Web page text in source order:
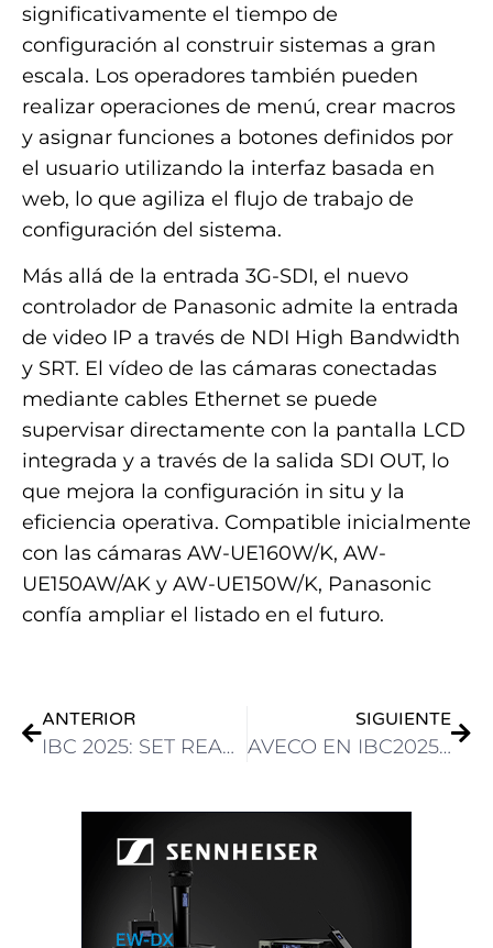
significativamente el tiempo de
configuración al construir sistemas a gran
escala. Los operadores también pueden
realizar operaciones de menú, crear macros
y asignar funciones a botones definidos por
el usuario utilizando la interfaz basada en
web, lo que agiliza el flujo de trabajo de
configuración del sistema.
Más allá de la entrada 3G-SDI, el nuevo
controlador de Panasonic admite la entrada
de video IP a través de NDI High Bandwidth
y SRT. El vídeo de las cámaras conectadas
mediante cables Ethernet se puede
supervisar directamente con la pantalla LCD
integrada y a través de la salida SDI OUT, lo
que mejora la configuración in situ y la
eficiencia operativa. Compatible inicialmente
con las cámaras AW-UE160W/K, AW-
UE150AW/AK y AW-UE150W/K, Panasonic
confía ampliar el listado en el futuro.
ANTERIOR
IBC 2025: SET REALIZA CÓCTEL PARA LA DELEGACIÓN BRASILEÑA EN IBC2025
SIGUIENTE
AVECO EN IBC2025: AUTOMATIZACIÓN Y GESTIÓN DE MEDIOS: NOTICIAS, DEPORTES, INGESTA Y PLAYOUT